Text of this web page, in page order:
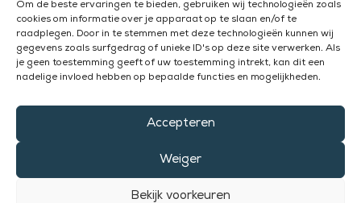
Om de beste ervaringen te bieden, gebruiken wij technologieën zoals
cookies om informatie over je apparaat op te slaan en/of te
raadplegen. Door in te stemmen met deze technologieën kunnen wij
gegevens zoals surfgedrag of unieke ID's op deze site verwerken. Als
je geen toestemming geeft of uw toestemming intrekt, kan dit een
nadelige invloed hebben op bepaalde functies en mogelijkheden.
Accepteren
Weiger
Bekijk voorkeuren
f
in
13:00
–
16:00
Za &
gesloten
Versturen